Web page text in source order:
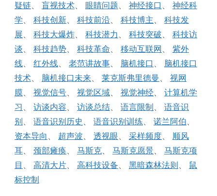
疑链、 盲视技术、 眼睛问题、 神经接口 、 神经科
学、 科技创新、 科技前沿、 科技博主、 科技发
展、 科技大爆炸、 科技潜力 、 科技突破、 科技访
谈、 科技趋势、 科技革命、 移动互联网 、 紫外
线、 红外线、 老范讲故事、 脑机接口 、 脑机接口
技术、 脑机接口未来、 莱克斯弗里德曼 、 视网
膜、 视觉信号、 视觉区域、 视觉神经、 计算机学
习 、 访谈内容、 访谈总结、 语言限制 、 语音识
别 、 语音识别历史 、 语音识别训练、 诺兰阿伯、
资本导向 、 超声波、 透视眼、 采样频度、 顺风
耳、 颈部瘫痪、 马斯克、 马斯克愿景、 马斯克项
目 、 高清大片、 高科技设备、 黑暗森林法则 、 鼠
标控制